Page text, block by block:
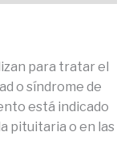
para tratar el
o síndrome de
está indicado
pituitaria o en las